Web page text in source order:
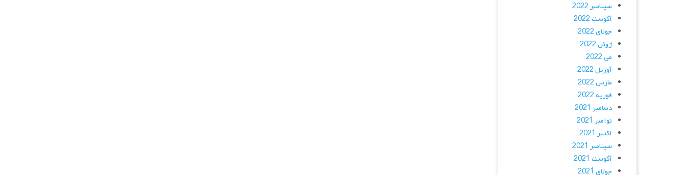
سپتامبر 2022
آگوست 2022
جولای 2022
ژوئن 2022
می 2022
آوریل 2022
مارس 2022
فوریه 2022
دسامبر 2021
نوامبر 2021
اکتبر 2021
سپتامبر 2021
آگوست 2021
جولای 2021